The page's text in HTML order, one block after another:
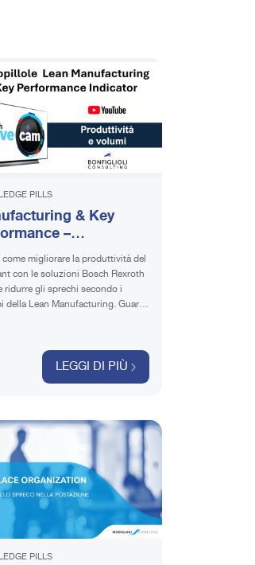
PILLS
& Key
–
e Volumi |
migliorare la produttività del
con le soluzioni Bosch Rexroth
ridurre gli sprechi secondo i
della Lean Manufacturing. Guarda
LEGGI DI PIÙ
PILLS